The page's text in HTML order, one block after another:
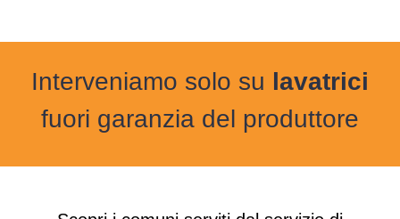
Interveniamo solo su lavatrici
fuori garanzia del produttore